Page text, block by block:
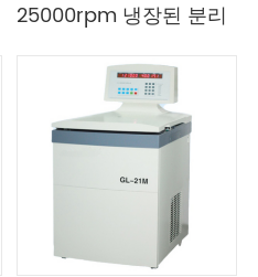
25000rpm 냉장된 분리